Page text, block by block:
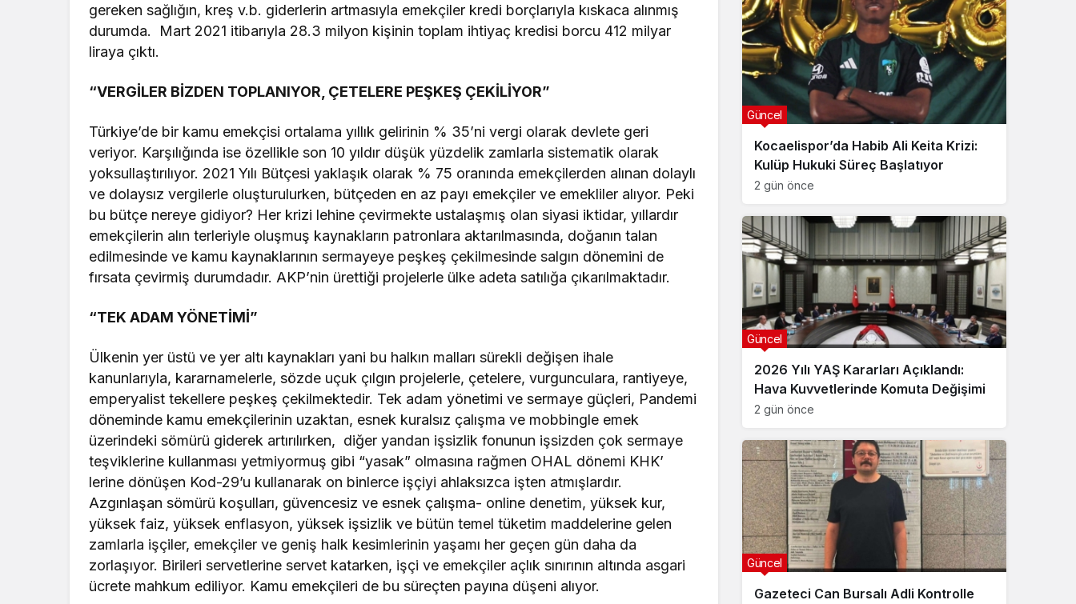
gereken sağlığın, kreş v.b. giderlerin artmasıyla emekçiler kredi borçlarıyla kıskaca alınmış
durumda. Mart 2021 itibarıyla 28.3 milyon kişinin toplam ihtiyaç kredisi borcu 412 milyar
liraya çıktı.
“VERGİLER BİZDEN TOPLANIYOR, ÇETELERE PEŞKEŞ ÇEKİLİYOR”
Türkiye’de bir kamu emekçisi ortalama yıllık gelirinin % 35’ni vergi olarak devlete geri
veriyor. Karşılığında ise özellikle son 10 yıldır düşük yüzdelik zamlarla sistematik olarak
yoksullaştırılıyor. 2021 Yılı Bütçesi yaklaşık olarak % 75 oranında emekçilerden alınan dolaylı
ve dolaysız vergilerle oluşturulurken, bütçeden en az payı emekçiler ve emekliler alıyor. Peki
bu bütçe nereye gidiyor? Her krizi lehine çevirmekte ustalaşmış olan siyasi iktidar, yıllardır
emekçilerin alın terleriyle oluşmuş kaynakların patronlara aktarılmasında, doğanın talan
edilmesinde ve kamu kaynaklarının sermayeye peşkeş çekilmesinde salgın dönemini de
fırsata çevirmiş durumdadır. AKP’nin ürettiği projelerle ülke adeta satılığa çıkarılmaktadır.
“TEK ADAM YÖNETİMİ”
Ülkenin yer üstü ve yer altı kaynakları yani bu halkın malları sürekli değişen ihale
kanunlarıyla, kararnamelerle, sözde uçuk çılgın projelerle, çetelere, vurgunculara, rantiyeye,
emperyalist tekellere peşkeş çekilmektedir. Tek adam yönetimi ve sermaye güçleri, Pandemi
döneminde kamu emekçilerinin uzaktan, esnek kuralsız çalışma ve mobbingle emek
üzerindeki sömürü giderek artırılırken, diğer yandan işsizlik fonunun işsizden çok sermaye
teşviklerine kullanması yetmiyormuş gibi “yasak” olmasına rağmen OHAL dönemi KHK’
lerine dönüşen Kod-29’u kullanarak on binlerce işçiyi ahlaksızca işten atmışlardır.
Azgınlaşan sömürü koşulları, güvencesiz ve esnek çalışma- online denetim, yüksek kur,
yüksek faiz, yüksek enflasyon, yüksek işsizlik ve bütün temel tüketim maddelerine gelen
zamlarla işçiler, emekçiler ve geniş halk kesimlerinin yaşamı her geçen gün daha da
zorlaşıyor. Birileri servetlerine servet katarken, işçi ve emekçiler açlık sınırının altında asgari
ücrete mahkum ediliyor. Kamu emekçileri de bu süreçten payına düşeni alıyor.
Kocaelispor’da Habib Ali Keita Krizi:
Kulüp Hukuki Süreç Başlatıyor
2 gün önce
Güncel
2026 Yılı YAŞ Kararları Açıklandı:
Hava Kuvvetlerinde Komuta Değişimi
2 gün önce
Güncel
Gazeteci Can Bursalı Adli Kontrolle
Güncel